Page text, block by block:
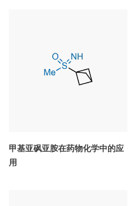
甲基亚砜亚胺在药物化学中的应
用